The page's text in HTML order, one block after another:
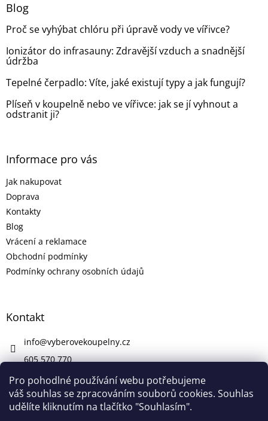
Pro pohodlné používání webu potřebujeme
váš souhlas se zpracováním souborů cookies. Souhlas
udělíte kliknutím na tlačítko "Souhlasím".
Blog
Proč se vyhýbat chlóru při úpravě vody ve vířivce?
Ionizátor do infrasauny: Zdravější vzduch a snadnější
údržba
Tepelné čerpadlo: Víte, jaké existují typy a jak fungují?
Plíseň v koupelně nebo ve vířivce: jak se jí vyhnout a
odstranit ji?
Informace pro vás
Jak nakupovat
Doprava
Kontakty
Blog
Vrácení a reklamace
Obchodní podmínky
Podmínky ochrany osobních údajů
Kontakt
info@vyberovekoupelny.cz
605 570 770
https://www.facebook.com/vyberovekoupelny/